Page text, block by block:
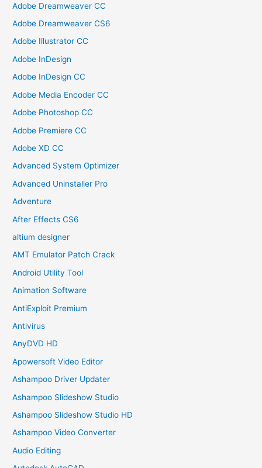
Adobe Dreamweaver CC
Adobe Dreamweaver CS6
Adobe Illustrator CC
Adobe InDesign
Adobe InDesign CC
Adobe Media Encoder CC
Adobe Photoshop CC
Adobe Premiere CC
Adobe XD CC
Advanced System Optimizer
Advanced Uninstaller Pro
Adventure
After Effects CS6
altium designer
AMT Emulator Patch Crack
Android Utility Tool
Animation Software
AntiExploit Premium
Antivirus
AnyDVD HD
Apowersoft Video Editor
Ashampoo Driver Updater
Ashampoo Slideshow Studio
Ashampoo Slideshow Studio HD
Ashampoo Video Converter
Audio Editing